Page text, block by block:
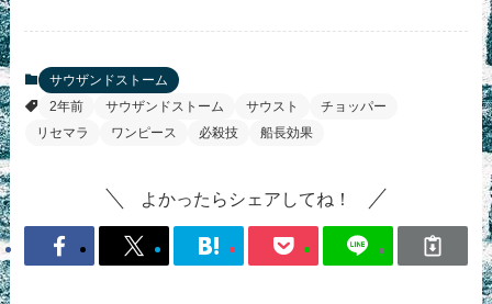
サウザンドストーム
2年前
サウザンドストーム サウスト
チョッパー
リセマラ
ワンピース 必殺技 船長効果
よかったらシェアしてね！